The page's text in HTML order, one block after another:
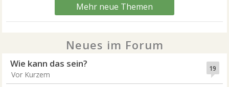
Mehr neue Themen
Neues im Forum
19
Wie kann das sein?
Vor Kurzem